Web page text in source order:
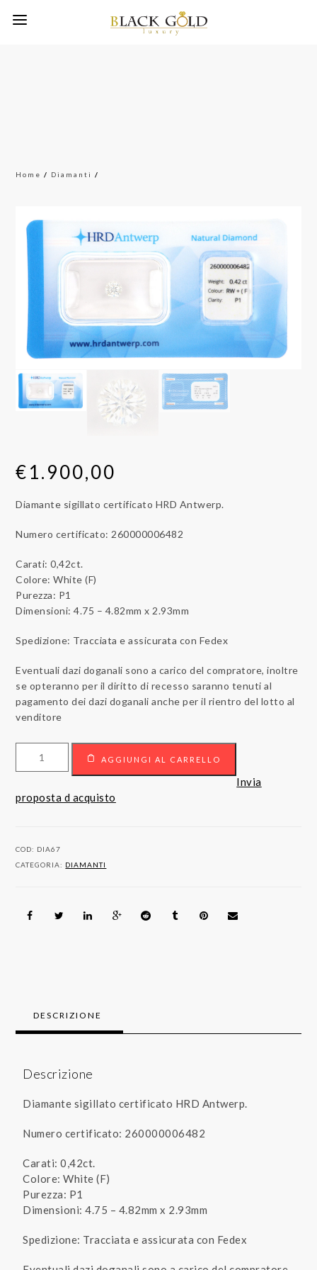
Home / Diamanti /
€1.900,00
Diamante sigillato certificato HRD Antwerp.
Numero certificato: 260000006482
Carati: 0,42ct.
Colore: White (F)
Purezza: P1
Dimensioni: 4.75 – 4.82mm x 2.93mm
Spedizione: Tracciata e assicurata con Fedex
Eventuali dazi doganali sono a carico del compratore, inoltre
se opteranno per il diritto di recesso saranno tenuti al
pagamento dei dazi doganali anche per il rientro del lotto al
venditore
AGGIUNGI AL CARRELLO
Invia
proposta d acquisto
COD: DIA67
CATEGORIA: DIAMANTI
DESCRIZIONE
Descrizione
Diamante sigillato certificato HRD Antwerp.
Numero certificato: 260000006482
Carati: 0,42ct.
Colore: White (F)
Purezza: P1
Dimensioni: 4.75 – 4.82mm x 2.93mm
Spedizione: Tracciata e assicurata con Fedex